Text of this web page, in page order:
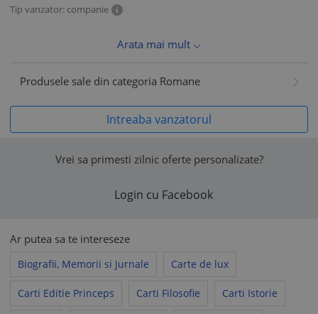
Tip vanzator: companie
Arata mai mult
Produsele sale din categoria Romane
Intreaba vanzatorul
Vrei sa primesti zilnic oferte personalizate?
Login cu Facebook
Ar putea sa te intereseze
Biografii, Memorii si Jurnale Carte de lux
Carti Editie Princeps Carti Filosofie Carti Istorie